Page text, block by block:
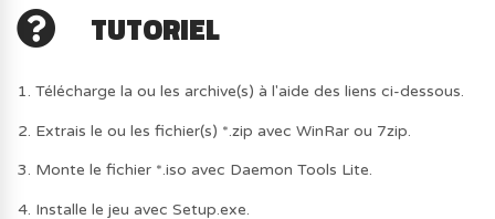
TUTORIEL
1. Télécharge la ou les archive(s) à l'aide des liens ci-dessous.
2. Extrais le ou les fichier(s) *.zip avec WinRar ou 7zip.
3. Monte le fichier *.iso avec Daemon Tools Lite.
4. Installe le jeu avec Setup.exe.